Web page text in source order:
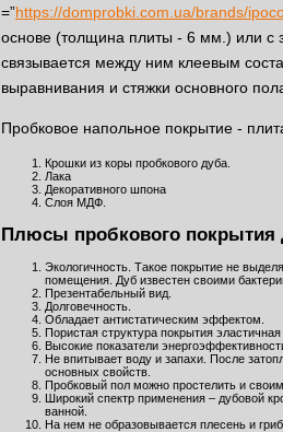
=”https://domprobki.com.ua/brands/
основе (толщина плиты - 6 мм.) или с
связывается между ним клеевым
выравнивания и стяжки основного
Пробковое напольное покрытие -
Крошки из коры пробкового дуба.
Лака
Декоративного шпона
Слоя МДФ.
Плюсы пробкового покрытия
Экологичность. Такое покрытие не
помещения. Дуб известен своими
Презентабельный вид.
Долговечность.
Обладает антистатическим эффектом.
Пористая структура покрытия
Высокие показатели
Не впитывает воду и запахи. После
основных свойств.
Пробковый пол можно простелить и
Широкий спектр применения – дубовой
ванной.
На нем не образовывается плесень и